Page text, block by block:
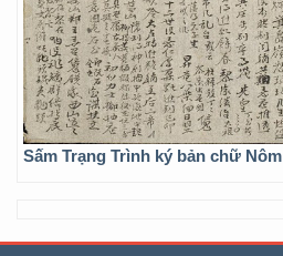
Sấm Trạng Trình ký bản chữ Nôm